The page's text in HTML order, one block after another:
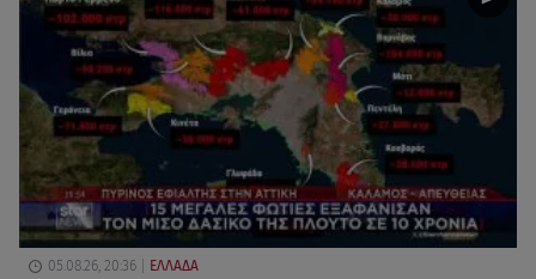
05.08.26, 20:36 ΕΛΛΑΔΑ